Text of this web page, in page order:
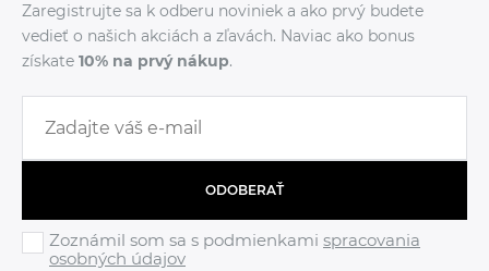
Zaregistrujte sa k odberu noviniek a ako prvý budete
vedieť o našich akciách a zľavách. Naviac ako bonus
získate 10% na prvý nákup.
ODOBERAŤ
Zoznámil som sa s podmienkami spracovania
osobných údajov